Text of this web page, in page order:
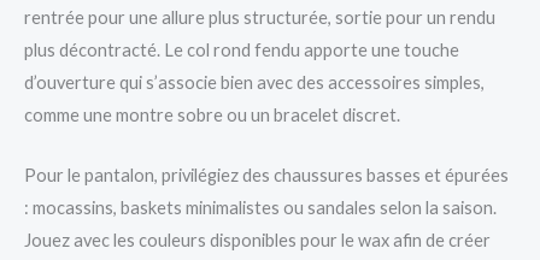
rentrée pour une allure plus structurée, sortie pour un rendu
plus décontracté. Le col rond fendu apporte une touche
d’ouverture qui s’associe bien avec des accessoires simples,
comme une montre sobre ou un bracelet discret.
Pour le pantalon, privilégiez des chaussures basses et épurées
: mocassins, baskets minimalistes ou sandales selon la saison.
Jouez avec les couleurs disponibles pour le wax afin de créer